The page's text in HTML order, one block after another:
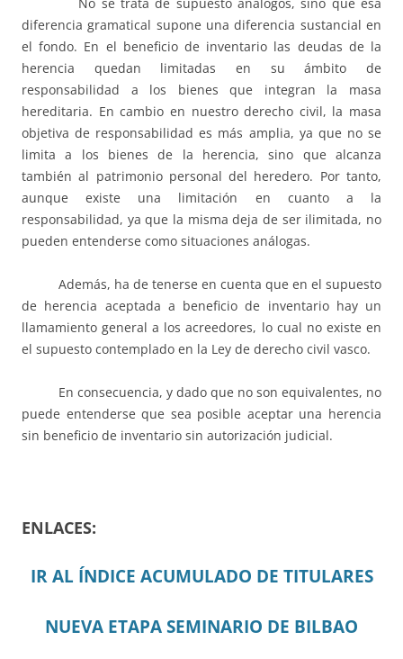
diferencia gramatical supone una diferencia sustancial en
el fondo. En el beneficio de inventario las deudas de la
herencia quedan limitadas en su ámbito de
responsabilidad a los bienes que integran la masa
hereditaria. En cambio en nuestro derecho civil, la masa
objetiva de responsabilidad es más amplia, ya que no se
limita a los bienes de la herencia, sino que alcanza
también al patrimonio personal del heredero. Por tanto,
aunque existe una limitación en cuanto a la
responsabilidad, ya que la misma deja de ser ilimitada, no
pueden entenderse como situaciones análogas.
Además, ha de tenerse en cuenta que en el supuesto
de herencia aceptada a beneficio de inventario hay un
llamamiento general a los acreedores, lo cual no existe en
el supuesto contemplado en la Ley de derecho civil vasco.
En consecuencia, y dado que no son equivalentes, no
puede entenderse que sea posible aceptar una herencia
sin beneficio de inventario sin autorización judicial.
ENLACES:
IR AL ÍNDICE ACUMULADO DE TITULARES
NUEVA ETAPA SEMINARIO DE BILBAO